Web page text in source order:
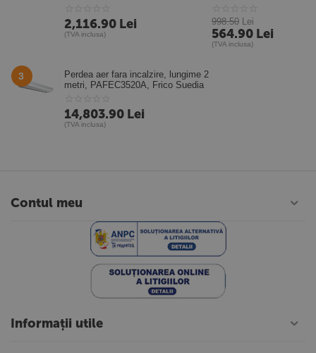
2,116.90 Lei
(TVA inclusa)
998.50 Lei
564.90 Lei
(TVA inclusa)
3
Perdea aer fara incalzire, lungime 2
metri, PAFEC3520A, Frico Suedia
14,803.90 Lei
(TVA inclusa)
Contul meu
Informații utile